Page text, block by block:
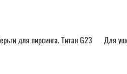
для пирсинга. Титан G23 Для